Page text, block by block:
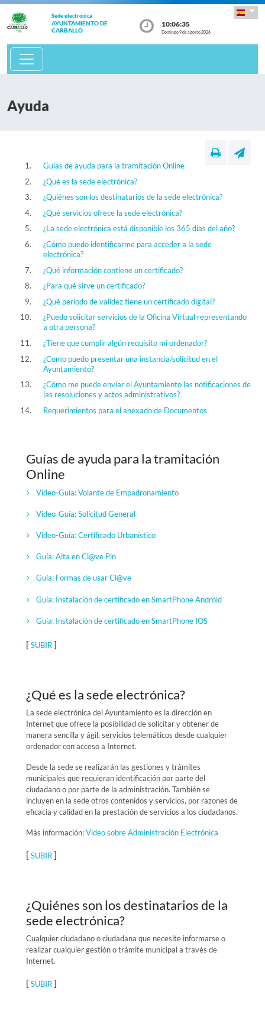
Sede electrónica
AYUNTAMIENTO DE
CARBALLO
10:06:36
Domingo 9 de agosto 2026
Ayuda
Guías de ayuda para la tramitación Online
¿Qué es la sede electrónica?
¿Quiénes son los destinatarios de la sede electrónica?
¿Qué servicios ofrece la sede electrónica?
¿La sede electrónica está disponible los 365 días del año?
¿Cómo puedo identificarme para acceder a la sede
electrónica?
¿Qué información contiene un certificado?
¿Para qué sirve un certificado?
¿Qué período de validez tiene un certificado digital?
¿Puedo solicitar servicios de la Oficina Virtual representando
a otra persona?
¿Tiene que cumplir algún requisito mi ordenador?
¿Como puedo presentar una instancia/solicitud en el
Ayuntamiento?
¿Cómo me puede enviar el Ayuntamiento las notificaciones de
las resoluciones y actos administrativos?
Requerimientos para el anexado de Documentos
Guías de ayuda para la tramitación
Online
Video-Guía:Volante de Empadronamiento
Video-Guía:Solicitud General
Video-Guía:Certificado Urbanístico
Guía: Alta en Cl@ve Pin
Guía: Formas de usar Cl@ve
Guía: Instalación de certificado en SmartPhone Android
Guia: Instalación de certificado en SmartPhone IOS
[ SUBIR]
¿Qué es la sede electrónica?
La sede electrónica del Ayuntamiento es la dirección en
Internet que ofrece la posibilidad de solicitar y obtener de
manera sencilla y ágil, servicios telemáticos desde cualquier
ordenador con acceso a Internet.
Desde la sede se realizarán las gestiones y trámites
municipales que requieran identificación por parte del
ciudadano o por parte de la administración. También se
incluyen en la sede otros contenidos y servicios, por razones de
eficacia y calidad en la prestación de servicios a los ciudadanos.
Más información:Video sobre Administración Electrónica
[ SUBIR]
¿Quiénes son los destinatarios de la
sede electrónica?
Cualquier ciudadano o ciudadana que necesite informarse o
realizar cualquier gestión o trámite municipal a través de
Internet.
[ SUBIR]